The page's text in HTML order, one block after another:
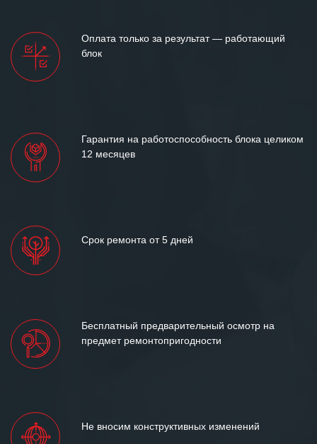
Оплата только за результат — работающий
блок
Гарантия на работоспособность блока целиком
12 месяцев
Срок ремонта от 5 дней
Бесплатный предварительный осмотр на
предмет ремонтопригодности
Не вносим конструктивных изменений